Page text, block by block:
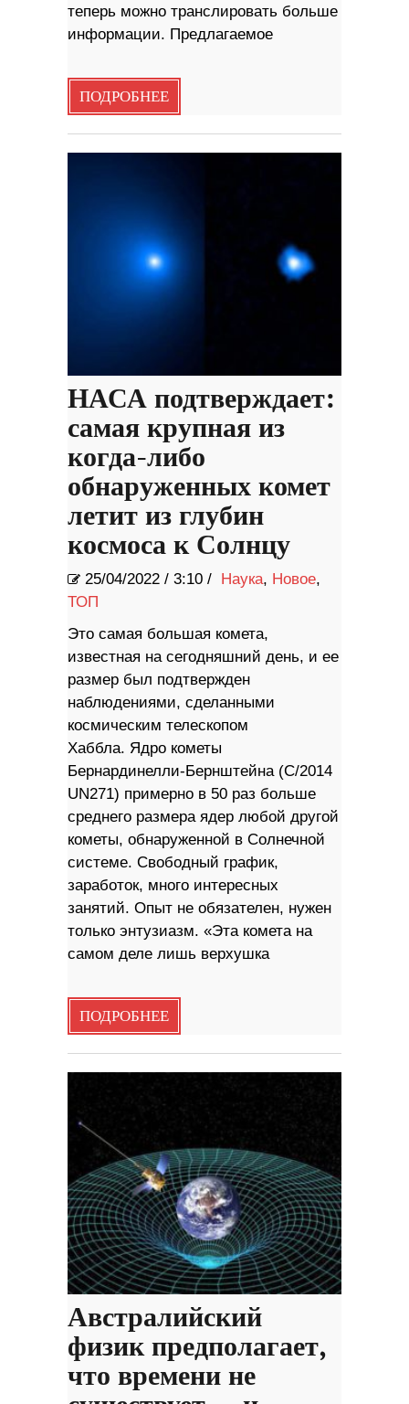
теперь можно транслировать больше
информации. Предлагаемое
ПОДРОБНЕЕ
НАСА подтверждает:
самая крупная из
когда-либо
обнаруженных комет
летит из глубин
космоса к Солнцу
25/04/2022 / 3:10 / Наука, Новое,
ТОП
Это самая большая комета,
известная на сегодняшний день, и ее
размер был подтвержден
наблюдениями, сделанными
космическим телескопом
Хаббла. Ядро кометы
Бернардинелли-Бернштейна (C/2014
UN271) примерно в 50 раз больше
среднего размера ядер любой другой
кометы, обнаруженной в Солнечной
системе. Свободный график,
заработок, много интересных
занятий. Опыт не обязателен, нужен
только энтузиазм. «Эта комета на
самом деле лишь верхушка
ПОДРОБНЕЕ
Австралийский
физик предполагает,
что времени не